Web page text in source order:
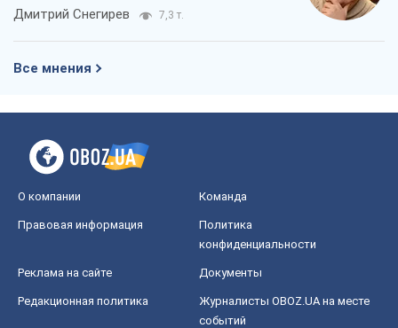
российских оккупантов
Дмитрий Снегирев 7,3 т.
Все мнения
О компании Команда
Правовая информация
Политика
конфиденциальности
Реклама на сайте Документы
Редакционная политика
Журналисты OBOZ.UA на месте
событий